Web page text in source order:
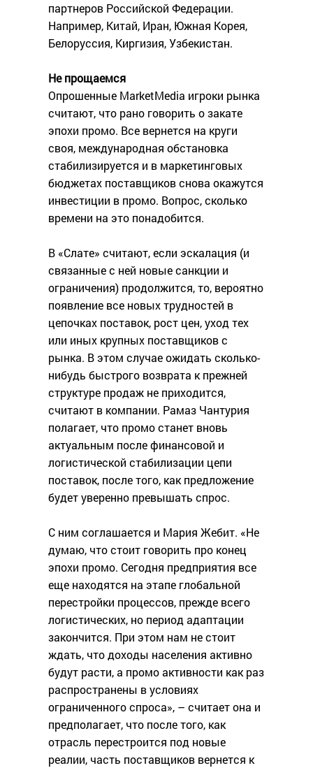
партнеров Российской Федерации.
Например, Китай, Иран, Южная Корея,
Белоруссия, Киргизия, Узбекистан.
Не прощаемся
Опрошенные MarketMedia игроки рынка
считают, что рано говорить о закате
эпохи промо. Все вернется на круги
своя, международная обстановка
стабилизируется и в маркетинговых
бюджетах поставщиков снова окажутся
инвестиции в промо. Вопрос, сколько
времени на это понадобится.
В «Слате» считают, если эскалация (и
связанные с ней новые санкции и
ограничения) продолжится, то, вероятно
появление все новых трудностей в
цепочках поставок, рост цен, уход тех
или иных крупных поставщиков с
рынка. В этом случае ожидать сколько-
нибудь быстрого возврата к прежней
структуре продаж не приходится,
считают в компании. Рамаз Чантурия
полагает, что промо станет вновь
актуальным после финансовой и
логистической стабилизации цепи
поставок, после того, как предложение
будет уверенно превышать спрос.
С ним соглашается и Мария Жебит. «Не
думаю, что стоит говорить про конец
эпохи промо. Сегодня предприятия все
еще находятся на этапе глобальной
перестройки процессов, прежде всего
логистических, но период адаптации
закончится. При этом нам не стоит
ждать, что доходы населения активно
будут расти, а промо активности как раз
распространены в условиях
ограниченного спроса», – считает она и
предполагает, что после того, как
отрасль перестроится под новые
реалии, часть поставщиков вернется к